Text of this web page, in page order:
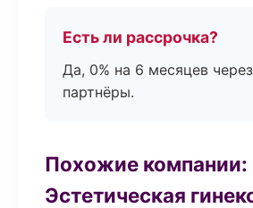
Есть ли рассрочка?
Да, 0% на 6 месяцев
партнёры.
Похожие компании:
Эстетическая